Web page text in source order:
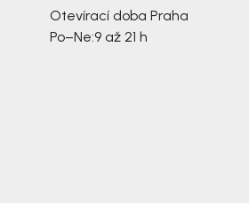
Otevírací doba Praha
Po–Ne:9 až 21 h